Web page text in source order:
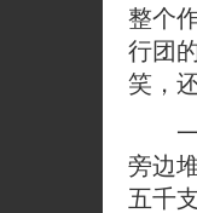
整个
行团
笑，
一
旁边
五千